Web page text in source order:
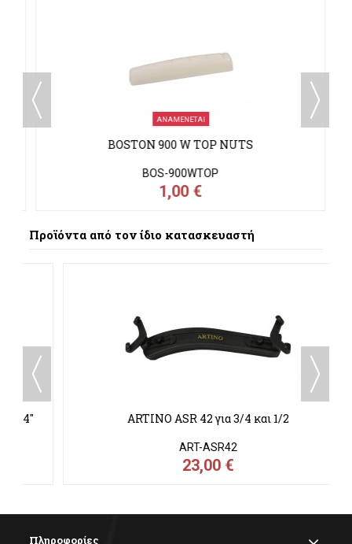
ΑΝΑΜΈΝΕΤΑΙ
BOSTON 900 W TOP NUTS
BOS-900WTOP
1,00 €
Προϊόντα από τον ίδιο κατασκευαστή
ARTINO ASR 42 για 3/4 και 1/2
ART-ASR42
23,00 €
Πληροφορίες